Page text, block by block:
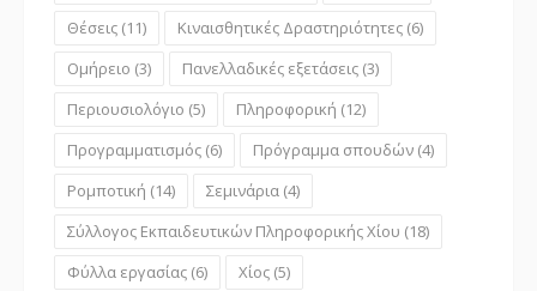
Θέσεις (11) Κιναισθητικές Δραστηριότητες (6)
Ομήρειο (3) Πανελλαδικές εξετάσεις (3)
Περιουσιολόγιο (5) Πληροφορική (12)
Προγραμματισμός (6) Πρόγραμμα σπουδών (4)
Ρομποτική (14) Σεμινάρια (4)
Σύλλογος Εκπαιδευτικών Πληροφορικής Χίου (18)
Φύλλα εργασίας (6) Χίος (5)